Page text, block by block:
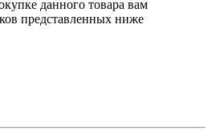
данного товара вам
представленных ниже